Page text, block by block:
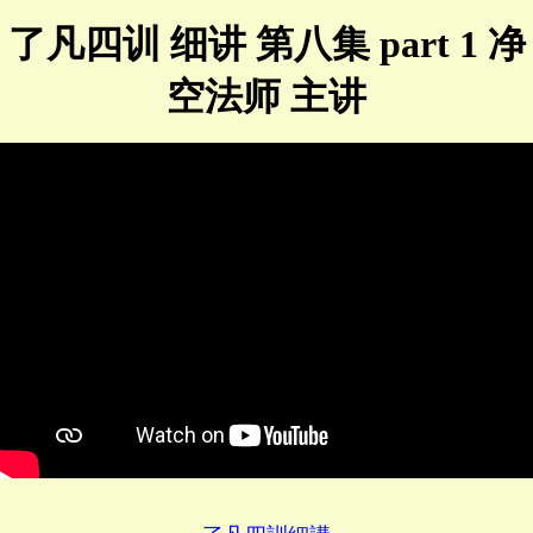
了凡四训 细讲 第八集 part 1 净
空法师 主讲